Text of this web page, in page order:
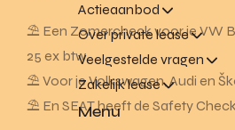
Actieaanbod
Over private lease
Veelgestelde vragen
Zakelijk lease
Menu
⛱️ Een Zomercheck voor je VW
25 ex btw
⛱️ Voor je Volkswagen, Audi en
⛱️ En SEAT heeft de Safety